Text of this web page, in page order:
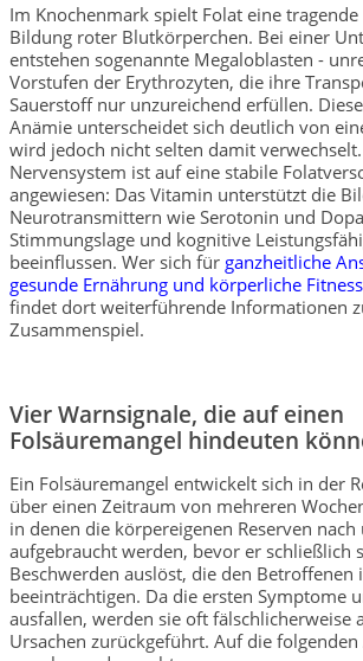
Im Knochenmark spielt Folat eine
Bildung roter Blutkörperchen. Bei einer
entstehen sogenannte Megaloblasten -
Vorstufen der Erythrozyten, die ihre
Sauerstoff nur unzureichend erfüllen.
Anämie unterscheidet sich deutlich von
wird jedoch nicht selten damit
Nervensystem ist auf eine stabile
angewiesen: Das Vitamin unterstützt die
Neurotransmittern wie Serotonin und
Stimmungslage und kognitive
beeinflussen. Wer sich für ganzheitliche
gesunde Ernährung und körperliche Fitness
findet dort weiterführende Informationen
Zusammenspiel.
Vier Warnsignale, die auf einen
Folsäuremangel hindeuten
Ein Folsäuremangel entwickelt sich in der
über einen Zeitraum von mehreren
in denen die körpereigenen Reserven nach
aufgebraucht werden, bevor er schließlich
Beschwerden auslöst, die den Betroffenen
beeinträchtigen. Da die ersten Symptome
ausfallen, werden sie oft fälschlicherweise
Ursachen zurückgeführt. Auf die